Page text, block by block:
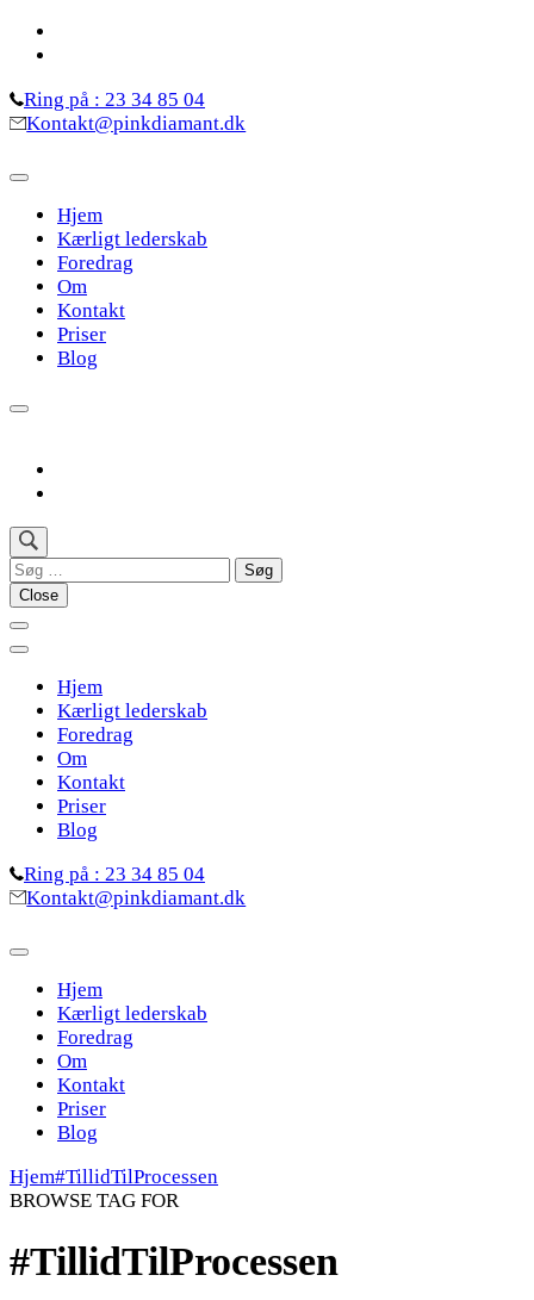
Skip
(Press
Enter)
Ring på : 23 34 85 04
Kontakt@pinkdiamant.dk
Hjem
Kærligt lederskab
Foredrag
Om
Kontakt
Priser
Blog
Søg
efter:
Close
Hjem
Kærligt lederskab
Foredrag
Om
Kontakt
Priser
Blog
Ring på : 23 34 85 04
Kontakt@pinkdiamant.dk
Hjem
Kærligt lederskab
Foredrag
Om
Kontakt
Priser
Blog
Hjem#TillidTilProcessen
BROWSE TAG FOR
#TillidTilProcessen